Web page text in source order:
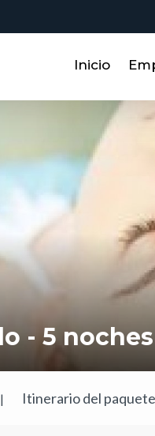
Inicio
- 5
| Itinerario del paquete